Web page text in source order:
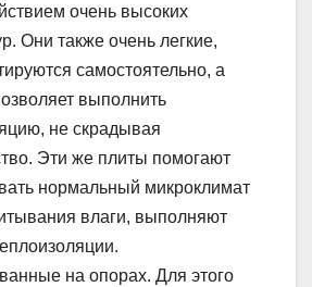
очень высоких
Они также очень легкие,
самостоятельно, а
выполнить
не скрадывая
Эти же плиты помогают
нормальный микроклимат
влаги, выполняют
на опорах. Для этого